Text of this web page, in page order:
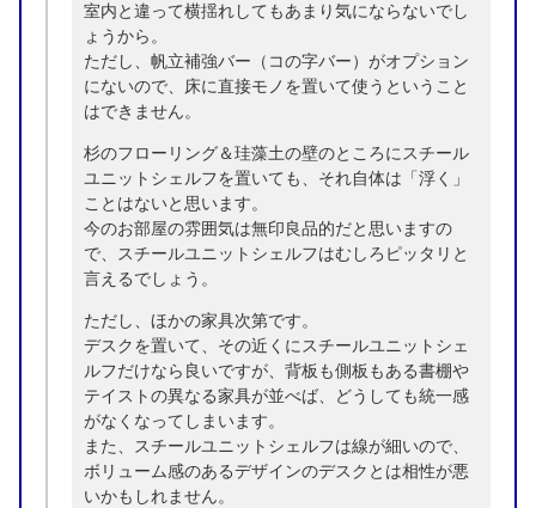
室内と違って横揺れしてもあまり気にならないでし
ょうから。
ただし、帆立補強バー（コの字バー）がオプション
にないので、床に直接モノを置いて使うということ
はできません。
杉のフローリング＆珪藻土の壁のところにスチール
ユニットシェルフを置いても、それ自体は「浮く」
ことはないと思います。
今のお部屋の雰囲気は無印良品的だと思いますの
で、スチールユニットシェルフはむしろピッタリと
言えるでしょう。
ただし、ほかの家具次第です。
デスクを置いて、その近くにスチールユニットシェ
ルフだけなら良いですが、背板も側板もある書棚や
テイストの異なる家具が並べば、どうしても統一感
がなくなってしまいます。
また、スチールユニットシェルフは線が細いので、
ボリューム感のあるデザインのデスクとは相性が悪
いかもしれません。